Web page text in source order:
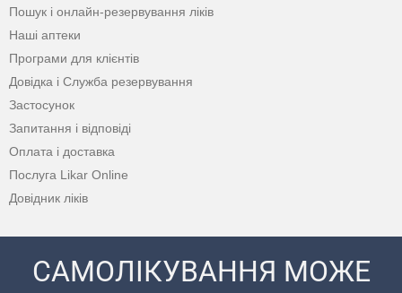
Пошук і онлайн-резервування ліків
Наші аптеки
Програми для клієнтів
Довідка і Служба резервування
Застосунок
Запитання і відповіді
Оплата і доставка
Послуга Likar Online
Довідник ліків
САМОЛІКУВАННЯ МОЖЕ